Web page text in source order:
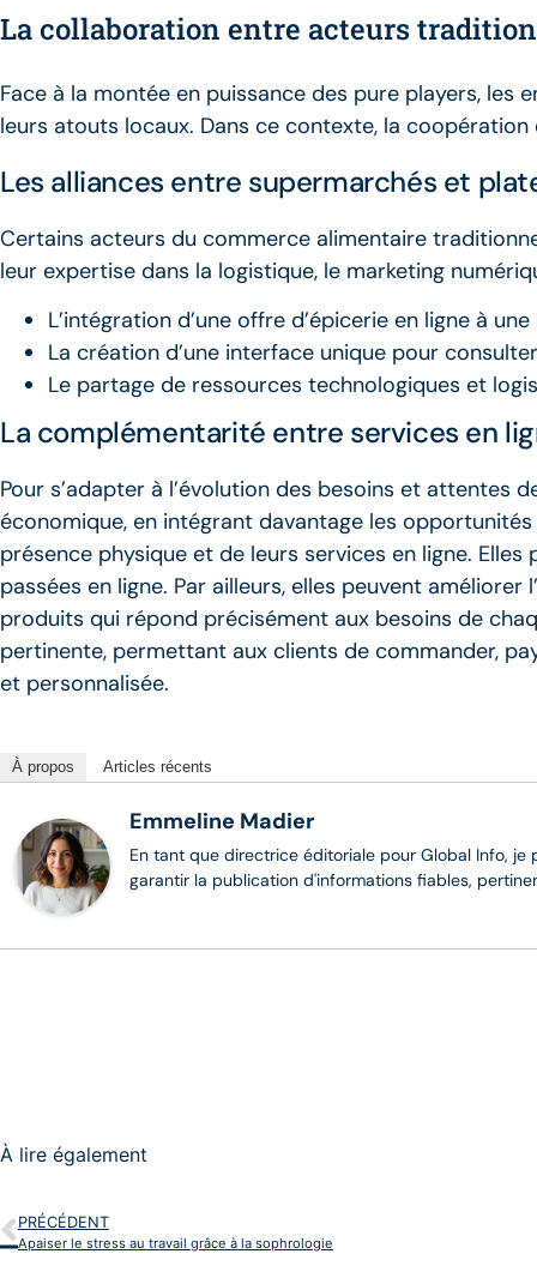
La collaboration entre acteurs
Face à la montée en puissance des pure players,
leurs atouts locaux. Dans ce contexte, la
Les alliances entre supermarchés et
Certains acteurs du commerce alimentaire
leur expertise dans la logistique, le marketing
L’intégration d’une offre d’épicerie en ligne à
La création d’une interface unique pour
Le partage de ressources technologiques et
La complémentarité entre services en
Pour s’adapter à l’évolution des besoins et attentes
économique, en intégrant davantage les
présence physique et de leurs services en ligne.
passées en ligne. Par ailleurs, elles peuvent
produits qui répond précisément aux besoins de
pertinente, permettant aux clients de commander,
et personnalisée.
À propos Articles récents
Emmeline Madier
En tant que directrice éditoriale pour Global Info,
garantir la publication d'informations fiables,
À lire également
PRÉCÉDENT
Apaiser le stress au travail grâce à la sophrologie